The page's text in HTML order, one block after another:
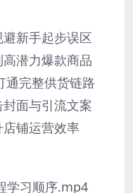
新手起步误区
潜力爆款商品
通完整供货链路
面与引流文案
铺运营效率
学习顺序.mp4